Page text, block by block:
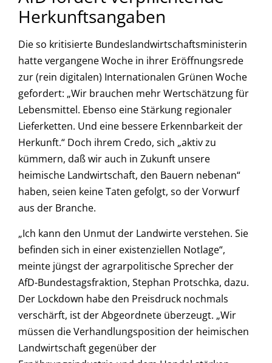
Herkunftsangaben
Die so kritisierte Bundeslandwirtschaftsministerin
hatte vergangene Woche in ihrer Eröffnungsrede
zur (rein digitalen) Internationalen Grünen Woche
gefordert: „Wir brauchen mehr Wertschätzung für
Lebensmittel. Ebenso eine Stärkung regionaler
Lieferketten. Und eine bessere Erkennbarkeit der
Herkunft.“ Doch ihrem Credo, sich „aktiv zu
kümmern, daß wir auch in Zukunft unsere
heimische Landwirtschaft, den Bauern nebenan“
haben, seien keine Taten gefolgt, so der Vorwurf
aus der Branche.
„Ich kann den Unmut der Landwirte verstehen. Sie
befinden sich in einer existenziellen Notlage“,
meinte jüngst der agrarpolitische Sprecher der
AfD-Bundestagsfraktion, Stephan Protschka, dazu.
Der Lockdown habe den Preisdruck nochmals
verschärft, ist der Abgeordnete überzeugt. „Wir
müssen die Verhandlungsposition der heimischen
Landwirtschaft gegenüber der